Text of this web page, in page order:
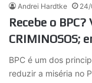
Andrei Hardtke
Recebe o
CRIMINOSOS;
BPC é um dos
reduzir a miséria no